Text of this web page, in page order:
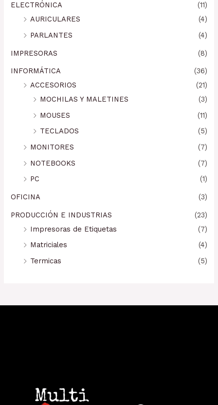
ELECTRÓNICA
(11)
AURICULARES
(4)
PARLANTES
(4)
IMPRESORAS (8)
INFORMÁTICA
(36)
ACCESORIOS
(21)
MOCHILAS Y MALETINES
(3)
MOUSES
(11)
TECLADOS
(5)
MONITORES
(7)
NOTEBOOKS
(7)
PC
(1)
OFICINA (3)
PRODUCCIÓN E INDUSTRIAS
(23)
Impresoras de Etiquetas
(7)
Matriciales
(4)
Termicas
(5)